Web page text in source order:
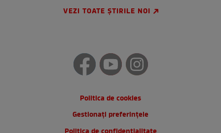
VEZI TOATE ȘTIRILE NOI
Politica de cookies
Gestionați preferințele